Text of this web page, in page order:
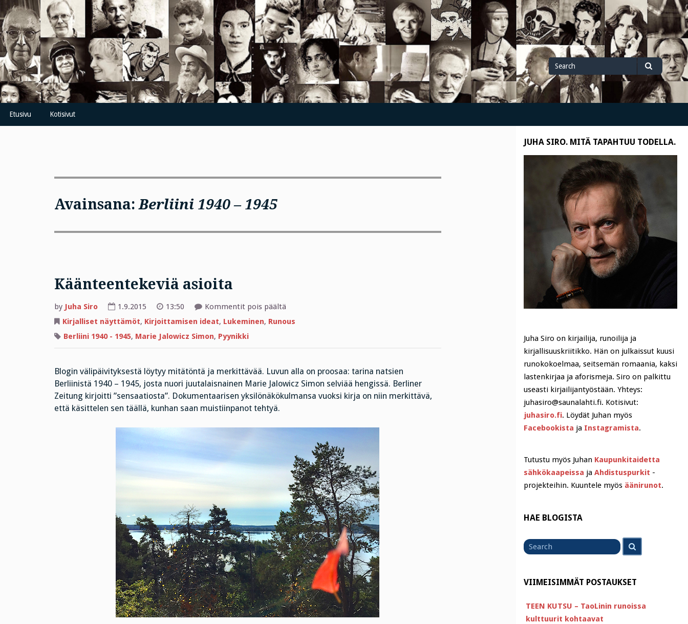
Skip
to
content
Search
for
Search
Etusivu Kotisivut
Avainsana:Berliini 1940 – 1945
Käänteentekeviä asioita
by Juha Siro 1.9.2015 13:50 Kommentit pois päältäartikkelissa
asioita
Kirjalliset näyttämöt, Kirjoittamisen ideat, Lukeminen, Runous
Berliini 1940 - 1945, Marie Jalowicz Simon, Pyynikki
Blogin välipäivityksestä löytyy mitätöntä ja merkittävää. Luvun alla on proosaa: tarina natsien
Berliinistä 1940 – 1945, josta nuori juutalaisnainen Marie Jalowicz Simon selviää hengissä. Berliner
Zeitung kirjoitti ”sensaatiosta”. Dokumentaarisen yksilönäkökulmansa vuoksi kirja on niin merkittävä,
että käsittelen sen täällä, kunhan saan muistiinpanot tehtyä.
JUHA SIRO. MITÄ TAPAHTUU TODELLA.
Juha Siro on kirjailija, runoilija ja
kirjallisuuskriitikko. Hän on julkaissut kuusi
runokokoelmaa, seitsemän romaania, kaksi
lastenkirjaa ja aforismeja. Siro on palkittu
useasti kirjailijantyöstään. Yhteys:
juhasiro@saunalahti.fi. Kotisivut:
juhasiro.fi. Löydät Juhan myös
Facebookista ja Instagramista.
Tutustu myös Juhan Kaupunkitaidetta
sähkökaapeissa ja Ahdistuspurkit -
projekteihin. Kuuntele myös äänirunot.
HAE BLOGISTA
for
VIIMEISIMMÄT POSTAUKSET
TEEN KUTSU – TaoLinin runoissa
kulttuurit kohtaavat